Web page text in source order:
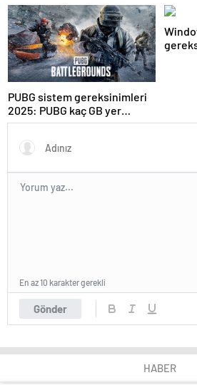
PUBG sistem gereksinimleri
2025: PUBG kaç GB yer
kaplar?
Gönder
En az 10 karakter gerekli
HABER